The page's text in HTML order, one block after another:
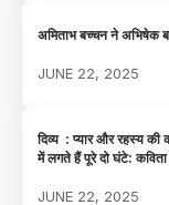
अमिताभ बच्चन ने अभिषेक
JUNE 22, 2025
दिव्य : प्यार और रहस्य की
में लगते हैं पूरे दो घंटे: कविता
JUNE 22, 2025